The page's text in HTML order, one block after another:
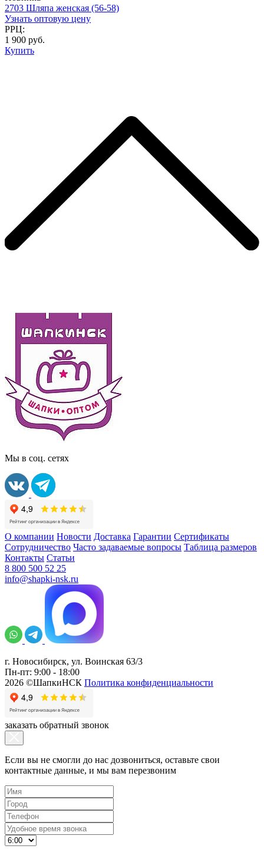
2703 Шляпа женская (56-58)
Узнать оптовую цену
РРЦ:
1 900 руб.
Купить
Мы в соц. сетях
О компании Новости Доставка Гарантии Сертификаты
Сотрудничество Часто задаваемые вопросы Таблица размеров
Контакты Статьи
8 800 500 52 25
info@shapki-nsk.ru
г. Новосибирск, ул. Воинская 63/3
Пн-пт: 9:00 - 18:00
2026 ©ШапкиНСК Политика конфиденциальности
заказать обратный звонок
Если вы не смогли до нас дозвониться, оставьте свои
контактные данные, и мы вам перезвоним